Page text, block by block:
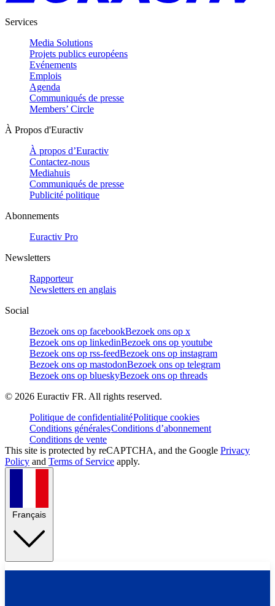
Services
Media Solutions
Projets publics européens
Evénements
Emplois
Agenda
Communiqués de presse
Members’ Circle
À Propos d'Euractiv
À propos d’Euractiv
Contactez-nous
Mediahuis
Communiqués de presse
Publicité politique
Abonnements
Euractiv Pro
Newsletters
Rapporteur
Newsletters en anglais
Social
Bezoek ons op facebookBezoek ons op x
Bezoek ons op linkedinBezoek ons op youtube
Bezoek ons op rss-feedBezoek ons op instagram
Bezoek ons op mastodonBezoek ons op telegram
Bezoek ons op blueskyBezoek ons op threads
© 2026 Euractiv FR. All rights reserved.
Politique de confidentialitéPolitique cookies
Conditions généralesConditions d’abonnement
Conditions de vente
This site is protected by reCAPTCHA, and the Google Privacy
Policy and Terms of Service apply.
Français